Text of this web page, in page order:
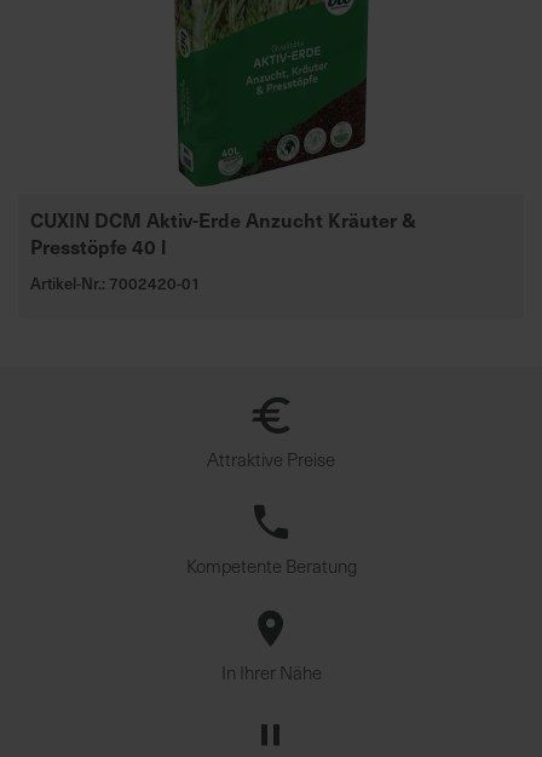
CUXIN DCM Aktiv-Erde Anzucht Kräuter &
Presstöpfe 40 l
Artikel-Nr.: 7002420-01
Attraktive Preise
Kompetente Beratung
In Ihrer Nähe